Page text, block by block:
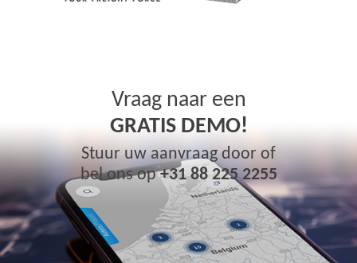
Vraag naar een
GRATIS DEMO!
Stuur uw aanvraag door of
bel ons op+31 88 225 2255